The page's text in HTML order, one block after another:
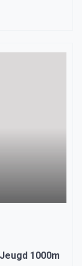
1000m